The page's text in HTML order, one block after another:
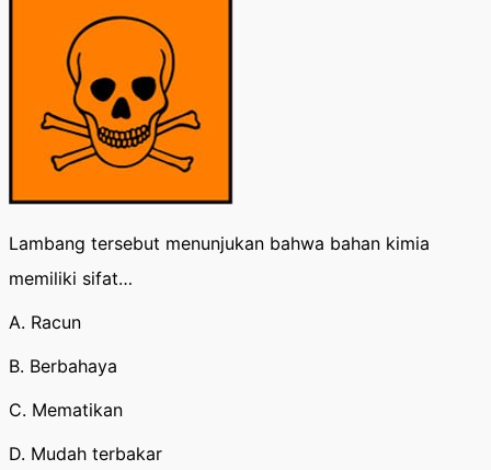
Lambang tersebut menunjukan bahwa bahan kimia
memiliki sifat…
A. Racun
B. Berbahaya
C. Mematikan
D. Mudah terbakar